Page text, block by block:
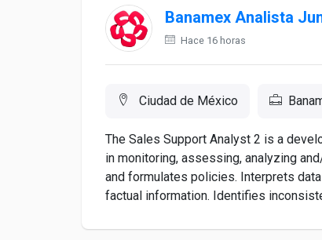
Banamex Analista
Hace 16 horas
Ciudad de México
The Sales Support Analyst 2 is a
in monitoring, assessing, analyzing
and formulates policies. Interprets
factual information. Identifies